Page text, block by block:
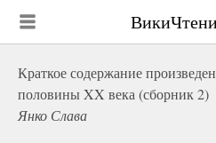
Краткое содержание
половины XX века (сборник 2)
Янко Слава